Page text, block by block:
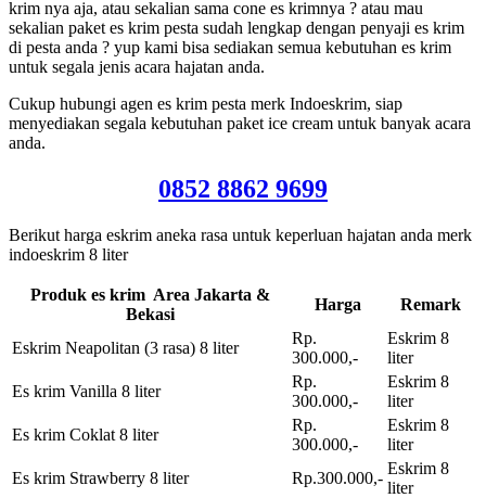
krim nya aja, atau sekalian sama cone es krimnya ? atau mau
sekalian paket es krim pesta sudah lengkap dengan penyaji es krim
di pesta anda ? yup kami bisa sediakan semua kebutuhan es krim
untuk segala jenis acara hajatan anda.
Cukup hubungi agen es krim pesta merk Indoeskrim, siap
menyediakan segala kebutuhan paket ice cream untuk banyak acara
anda.
0852 8862 9699
Berikut harga eskrim aneka rasa untuk keperluan hajatan anda merk
indoeskrim 8 liter
Produk es krim Area Jakarta &
Bekasi
Harga Remark
Eskrim Neapolitan (3 rasa) 8 liter
Rp.
300.000,-
Eskrim 8
liter
Es krim Vanilla 8 liter
Rp.
300.000,-
Eskrim 8
liter
Es krim Coklat 8 liter
Rp.
300.000,-
Eskrim 8
liter
Es krim Strawberry 8 liter
Rp.300.000,-
Eskrim 8
liter